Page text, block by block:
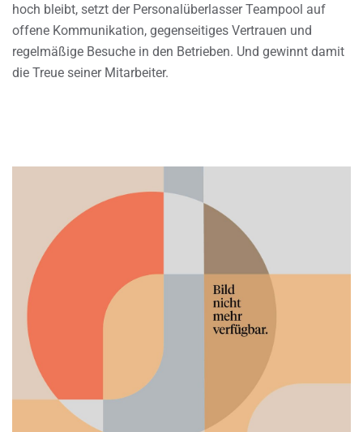
hoch bleibt, setzt der Personalüberlasser Teampool auf
offene Kommunikation, gegenseitiges Vertrauen und
regelmäßige Besuche in den Betrieben. Und gewinnt damit
die Treue seiner Mitarbeiter.